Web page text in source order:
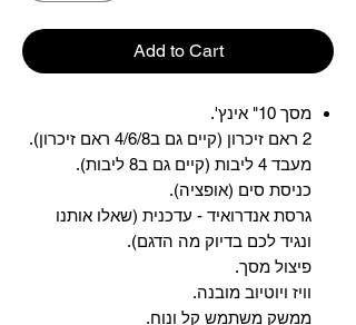
Add to Cart
מסך 10" אינץ'.
2 ראם זיכרון (קיים גם ב4/6/8 ראם זיכרון).
מעבד 4 ליבות (קיים גם ב8 ליבות).
כניסת סים (אופציה).
גרסת אנדרואיד - עדכנית (שאלו אותנו
ונגיד לכם בדיוק מה הדגם).
פיצול מסך.
וויז ויוטיוב מובנה.
ממשק משתמש קל ונוח.